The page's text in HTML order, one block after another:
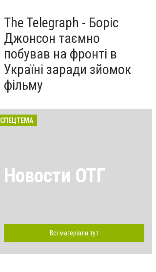
The Telegraph - Боріс
Джонсон таємно
побував на фронті в
Україні заради зйомок
фільму
СПЕЦТЕМА
Новости ОТГ
Всі матеріали тут